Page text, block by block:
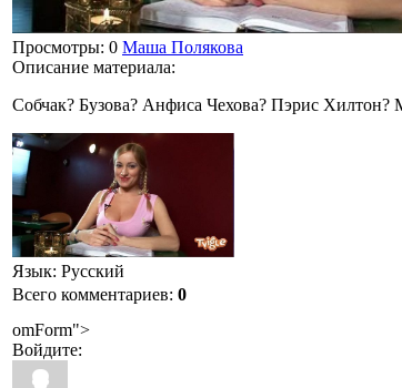
Просмотры: 0 Маша Полякова
Описание материала:
Собчак? Бузова? Анфиса Чехова? Пэрис
Язык: Русский
Всего комментариев: 0
omForm">
Войдите: